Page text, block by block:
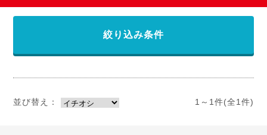
絞り込み条件
並び替え： 1～1件(全1件)